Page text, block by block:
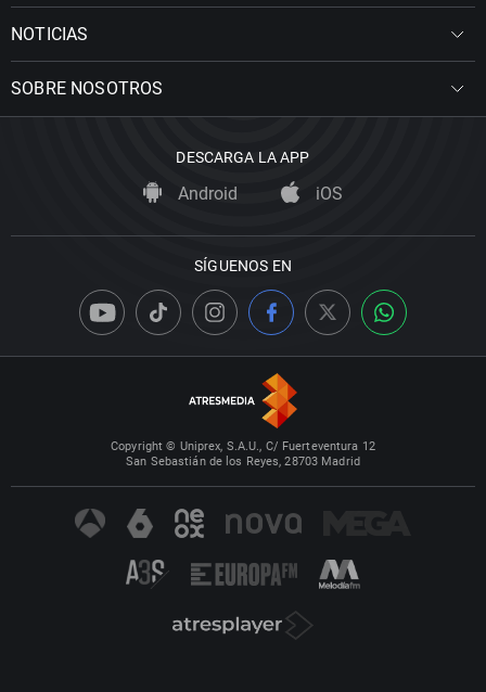
NOTICIAS
SOBRE NOSOTROS
DESCARGA LA APP
Android iOS
SÍGUENOS EN
Copyright © Uniprex, S.A.U., C/ Fuerteventura 12
San Sebastián de los Reyes, 28703 Madrid